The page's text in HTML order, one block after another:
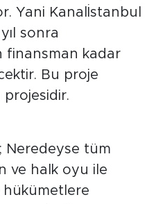
Yani Kanalİstanbul
sonra
finansman kadar
Bu proje
projesidir.
Neredeyse tüm
ve halk oyu ile